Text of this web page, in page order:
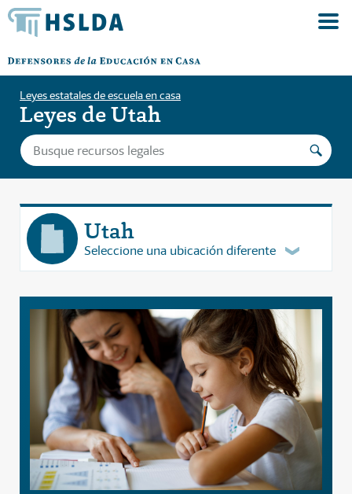
Leyes estatales de escuela en casa
Leyes de Utah
Utah
Seleccione una ubicación diferente